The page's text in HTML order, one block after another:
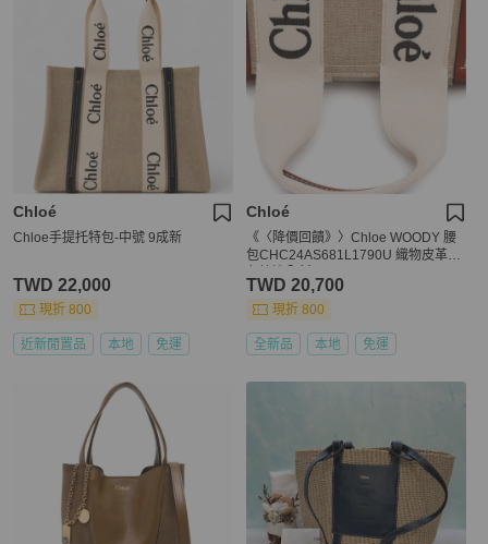
Chloé
Chloe手提托特包-中號 9成新
TWD 22,000
現折 800
近新閒置品 本地 免運
Chloé
《〈降價回饋》〉Chloe WOODY 腰
包CHC24AS681L1790U 織物皮革米
TWD 20,700
現折 800
全新品 本地 免運